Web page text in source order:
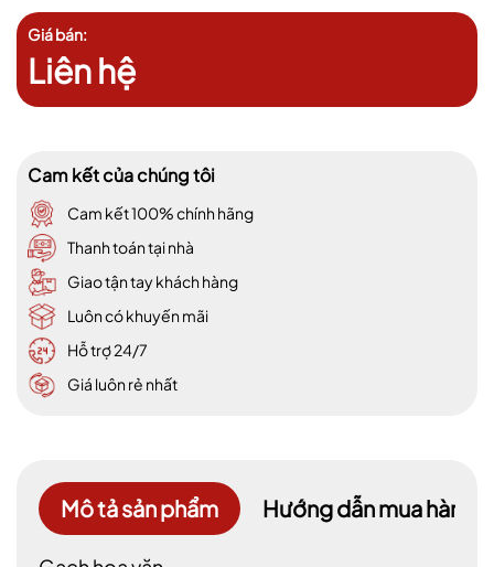
Giá bán:
Liên hệ
Cam kết của chúng tôi
Cam kết 100% chính hãng
Thanh toán tại nhà
Giao tận tay khách hàng
Luôn có khuyến mãi
Hỗ trợ 24/7
Giá luôn rẻ nhất
Mô tả sản phẩm Hướng dẫn mua hàng